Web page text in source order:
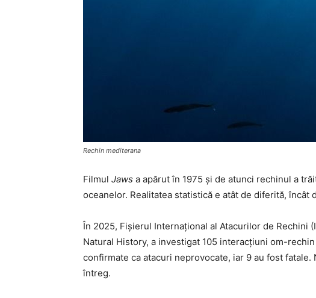
Rechin mediterana
Filmul Jaws a apărut în 1975 și de atunci rechinul a
oceanelor. Realitatea statistică e atât de diferită, încât
În 2025, Fișierul Internațional al Atacurilor de Rechini
Natural History, a investigat 105 interacțiuni om-
confirmate ca atacuri neprovocate, iar 9 au fost
întreg.